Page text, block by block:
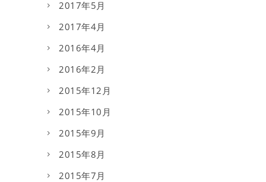
2017年5月
2017年4月
2016年4月
2016年2月
2015年12月
2015年10月
2015年9月
2015年8月
2015年7月